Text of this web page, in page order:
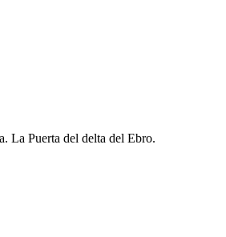
La Puerta del delta del Ebro.